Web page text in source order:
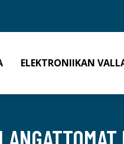
ELEKTRONIIKAN